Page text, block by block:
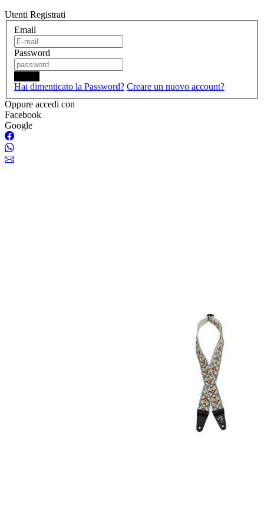
Utenti Registrati
Email
Password
Hai dimenticato la Password? Creare un nuovo account?
Oppure accedi con
Facebook
Google